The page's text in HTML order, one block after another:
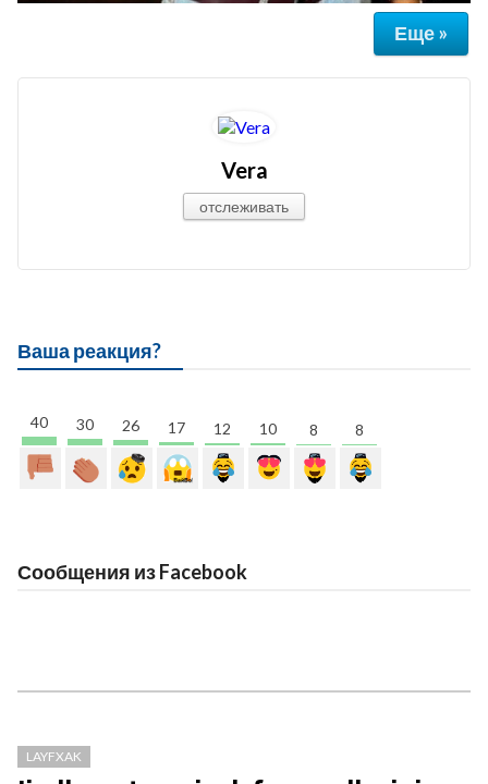
Еще »
Vera
отслеживать
Ваша реакция?
40 30 26 17 12 10 8 8
Сообщения из Facebook
LAYFXAK